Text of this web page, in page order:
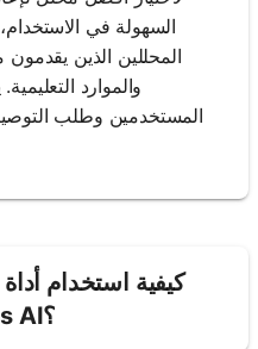
السهولة في
المحللين الذين
والموارد
المستخدمين وطلب
كيفية استخدام
Mathos AI؟